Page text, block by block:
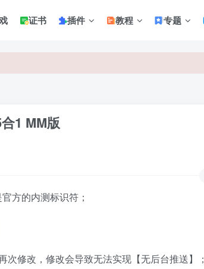
证书 插件 教程 专题
1 MM版
方的内测标识符；
修改，修改会导致无法实现【无后台推送】；